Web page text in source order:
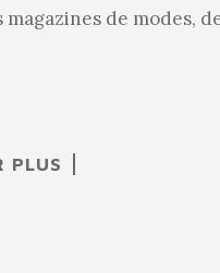
de modes,
PLUS